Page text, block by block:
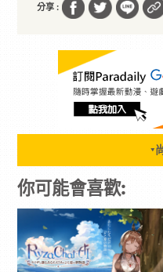
分享 :
▼
你可能會喜歡: